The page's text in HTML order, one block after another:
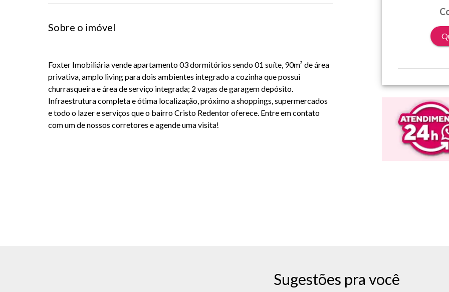
Sobre o imóvel
Foxter Imobiliária vende apartamento 03 dormitórios sendo 01 suíte, 90m² de área
privativa, amplo living para dois ambientes integrado a cozinha que possui
churrasqueira e área de serviço integrada; 2 vagas de garagem depósito.
Infraestrutura completa e ótima localização, próximo a shoppings, supermercados
e todo o lazer e serviços que o bairro Cristo Redentor oferece. Entre em contato
com um de nossos corretores e agende uma visita!
Sugestões pra você